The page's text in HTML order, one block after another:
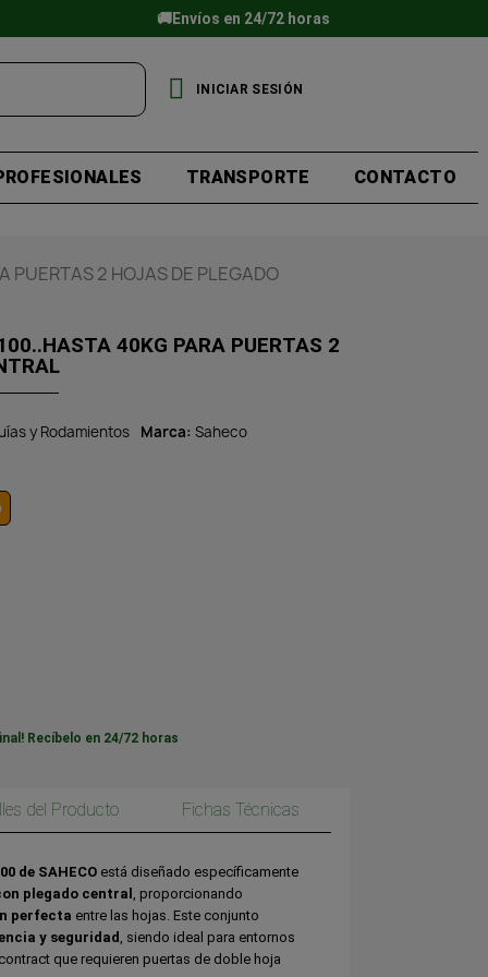
🚚Envíos en 24/72 horas
INICIAR SESIÓN
TRANSPORTE CONTACTO
PUERTAS 2 HOJAS DE PLEGADO
40KG PARA PUERTAS 2
y Rodamientos Marca Saheco
Recíbelo en 24/72 horas
del Producto Fichas Técnicas
de SAHECOestá diseñado específicamente
plegado central , proporcionando
perfecta entre las hojas. Este conjunto
y seguridad, siendo ideal para entornos
que requieren puertas de doble hoja